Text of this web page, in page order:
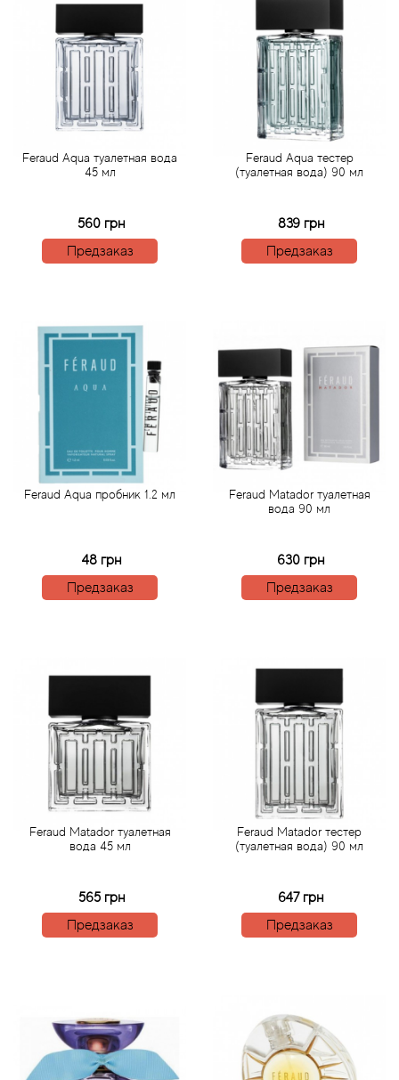
Feraud Aqua туалетная вода
45 мл
560 грн
Предзаказ
Feraud Aqua тестер
(туалетная вода) 90 мл
839 грн
Предзаказ
Feraud Aqua пробник 1.2 мл
48 грн
Предзаказ
Feraud Matador туалетная
вода 90 мл
630 грн
Предзаказ
Feraud Matador туалетная
вода 45 мл
565 грн
Предзаказ
Feraud Matador тестер
(туалетная вода) 90 мл
647 грн
Предзаказ
Alyssa Ashley
American Crew
Amouage
Andre L'Arom
Anima Mundi
Anna Sui
Anne Fontaine
Annick Goutal
Antonia's Flowers
Antonio Banderas
Aquolina
Arabesque Perfumes
Ariana Grande
Arrogance